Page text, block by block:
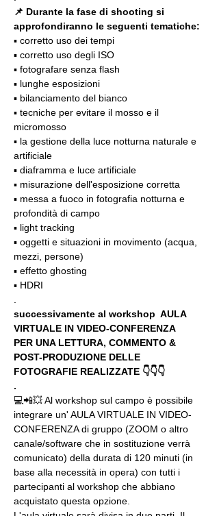
📌 Durante la fase di shooting si
approfondiranno le seguenti tematiche:
▪️ corretto uso dei tempi
▪️ corretto uso degli ISO
▪️ fotografare senza flash
▪️ lunghe esposizioni
▪️ bilanciamento del bianco
▪️ tecniche per evitare il mosso e il
micromosso
▪️ la gestione della luce notturna naturale e
artificiale
▪️ diaframma e luce artificiale
▪️ misurazione dell'esposizione corretta
▪️ messa a fuoco in fotografia notturna e
profondità di campo
▪️ light tracking
▪️ oggetti e situazioni in movimento (acqua,
mezzi, persone)
▪️ effetto ghosting
▪️ HDRI
successivamente al workshop  AULA
VIRTUALE IN VIDEO-CONFERENZA
PER UNA LETTURA, COMMENTO &
POST-PRODUZIONE DELLE
FOTOGRAFIE REALIZZATE 👇👇👇
.
💻📲💥 Al workshop sul campo è possibile
integrare un' AULA VIRTUALE IN VIDEO-
CONFERENZA di gruppo (ZOOM o altro
canale/software che in sostituzione verrà
comunicato) della durata di 120 minuti (in
base alla necessità in opera) con tutti i
partecipanti al workshop che abbiano
acquistato questa opzione.